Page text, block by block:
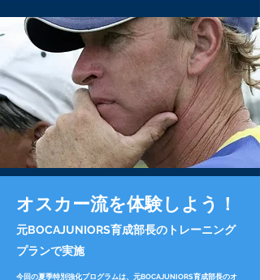
​オスカー流を体験しよう！
元BOCAJUNIORS育成部長のトレーニング
プランで実施
今回の夏季特別強化プログラムは、元BOCAJUNIORS育成部長のオ